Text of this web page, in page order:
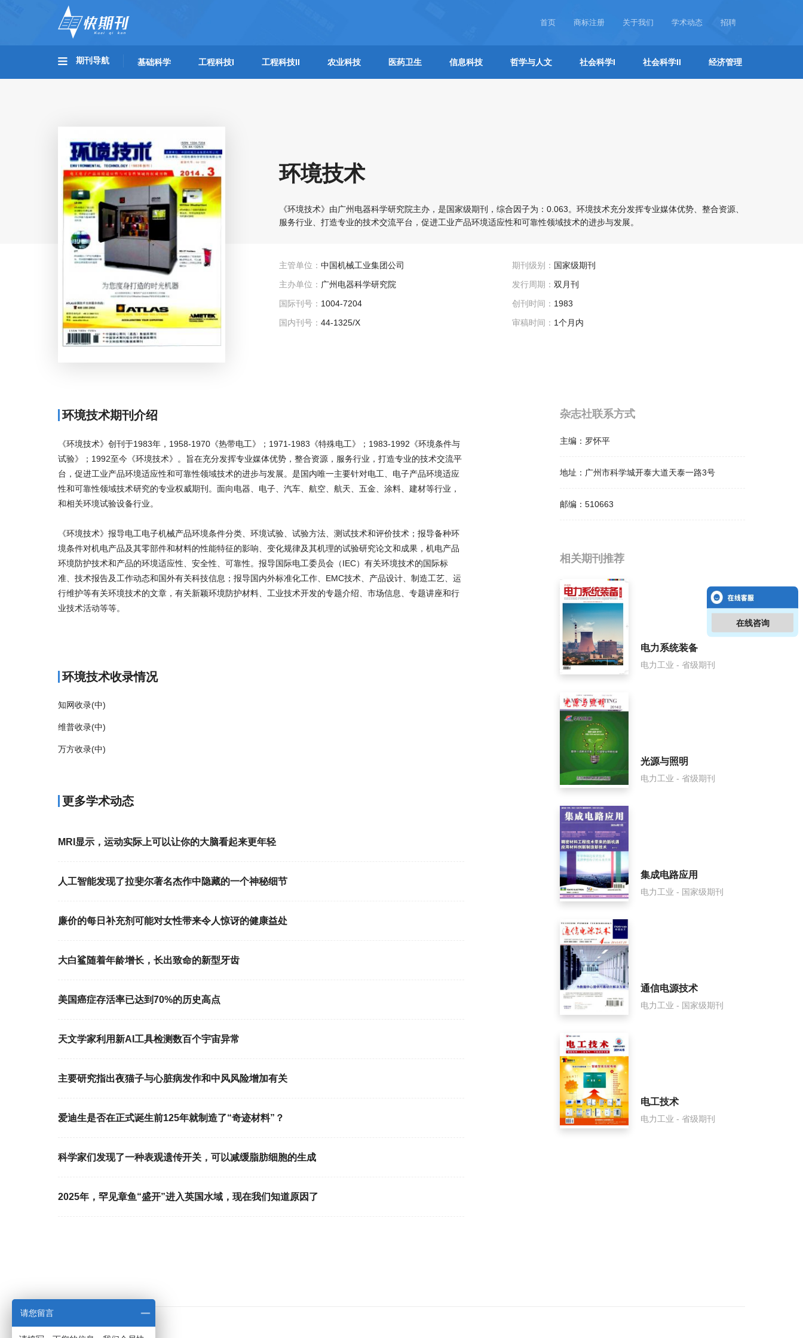
首页 商标注册 关于我们 学术动态 招聘
期刊导航 基础科学 工程科技I 工程科技II 农业科技 医药卫生 信息科技 哲学与人文 社会科学I 社会科学II 经济管理
环境技术
《环境技术》由广州电器科学研究院主办，是国家级期刊，综合因子为：0.063。环境技术充分发挥专业媒体优势、整合资源、
服务行业、打造专业的技术交流平台，促进工业产品环境适应性和可靠性领域技术的进步与发展。
主管单位： 中国机械工业集团公司
主办单位： 广州电器科学研究院
国际刊号： 1004-7204
国内刊号： 44-1325/X
期刊级别： 国家级期刊
发行周期： 双月刊
创刊时间： 1983
审稿时间： 1个月内
环境技术期刊介绍
《环境技术》创刊于1983年，1958-1970《热带电工》；1971-1983《特殊电工》；1983-1992《环境条件与
试验》；1992至今《环境技术》。旨在充分发挥专业媒体优势，整合资源，服务行业，打造专业的技术交流平
台，促进工业产品环境适应性和可靠性领域技术的进步与发展。是国内唯一主要针对电工、电子产品环境适应
性和可靠性领域技术研究的专业权威期刊。面向电器、电子、汽车、航空、航天、五金、涂料、建材等行业，
和相关环境试验设备行业。
《环境技术》报导电工电子机械产品环境条件分类、环境试验、试验方法、测试技术和评价技术；报导备种环
境条件对机电产品及其零部件和材料的性能特征的影响、变化规律及其机理的试验研究论文和成果，机电产品
环境防护技术和产品的环境适应性、安全性、可靠性。报导国际电工委员会（IEC）有关环境技术的国际标
准、技术报告及工作动态和国外有关科技信息；报导国内外标准化工作、EMC技术、产品设计、制造工艺、运
行维护等有关环境技术的文章，有关新颖环境防护材料、工业技术开发的专题介绍、市场信息、专题讲座和行
业技术活动等等。
环境技术收录情况
知网收录(中)
维普收录(中)
万方收录(中)
更多学术动态
MRI显示，运动实际上可以让你的大脑看起来更年轻
人工智能发现了拉斐尔著名杰作中隐藏的一个神秘细节
廉价的每日补充剂可能对女性带来令人惊讶的健康益处
大白鲨随着年龄增长，长出致命的新型牙齿
美国癌症存活率已达到70%的历史高点
天文学家利用新AI工具检测数百个宇宙异常
主要研究指出夜猫子与心脏病发作和中风风险增加有关
爱迪生是否在正式诞生前125年就制造了“奇迹材料”？
科学家们发现了一种表观遗传开关，可以减缓脂肪细胞的生成
2025年，罕见章鱼“盛开”进入英国水域，现在我们知道原因了
杂志社联系方式
主编： 罗怀平
地址： 广州市科学城开泰大道天泰一路3号
邮编： 510663
相关提问
环境技术影响因子是多少？
环境技术怎么样？
环境技术面费如何收取？
环境技术是什么级别刊物？
环境技术审稿要多久？
环境技术是国家级期刊吗？
相关期刊推荐
电力系统装备
电力工业 - 省级期刊
光源与照明
电力工业 - 省级期刊
集成电路应用
电力工业 - 国家级期刊
通信电源技术
电力工业 - 国家级期刊
电工技术
电力工业 - 省级期刊
在线咨询
请您留言